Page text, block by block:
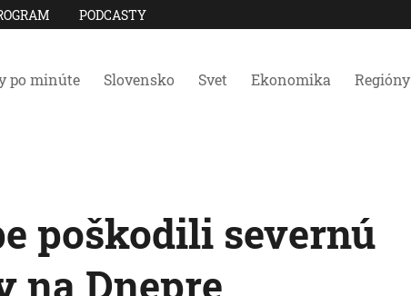
PODCASTY
po minúte Slovensko Svet Ekonomika Regióny
poškodili severnú
na Dnepre